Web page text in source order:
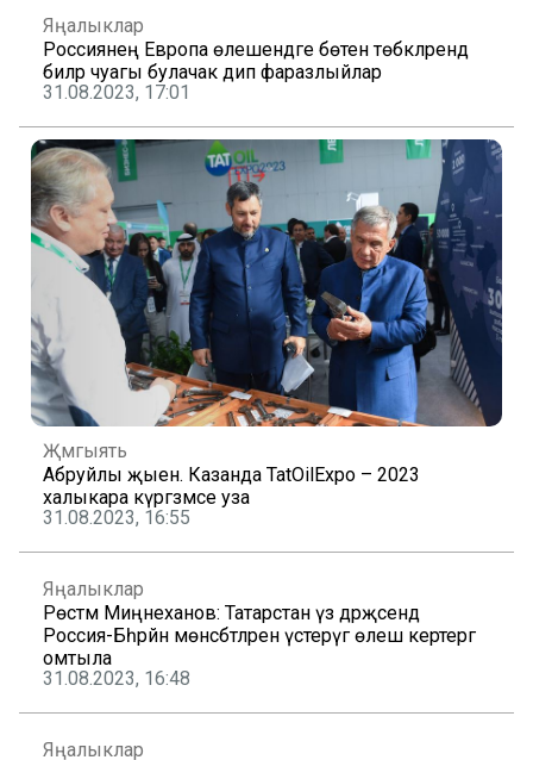
Яңалыклар
Россиянең Европа өлешендәге бөтен төбәкләрендә
әбиләр чуагы булачак дип фаразлыйлар
31.08.2023, 17:01
Җәмгыять
Абруйлы җыен. Казанда TatOilExpo – 2023
халыкара күргәзмәсе уза
31.08.2023, 16:55
Яңалыклар
Рөстәм Миңнеханов: Татарстан үз дәрәҗәсендә
Россия-Бәһрәйн мөнәсәбәтләрен үстерүгә өлеш кертергә
омтыла
31.08.2023, 16:48
Яңалыклар